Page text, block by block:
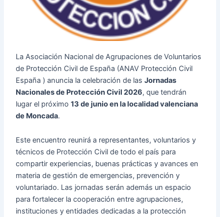
La Asociación Nacional de Agrupaciones de Voluntarios
de Protección Civil de España (ANAV Protección Civil
España ) anuncia la celebración de lasJornadas
Nacionales de Protección Civil 2026, que tendrán
lugar el próximo13 de junio en la localidad valenciana
de Moncada.
Este encuentro reunirá a representantes, voluntarios y
técnicos de Protección Civil de todo el país para
compartir experiencias, buenas prácticas y avances en
materia de gestión de emergencias, prevención y
voluntariado. Las jornadas serán además un espacio
para fortalecer la cooperación entre agrupaciones,
instituciones y entidades dedicadas a la protección